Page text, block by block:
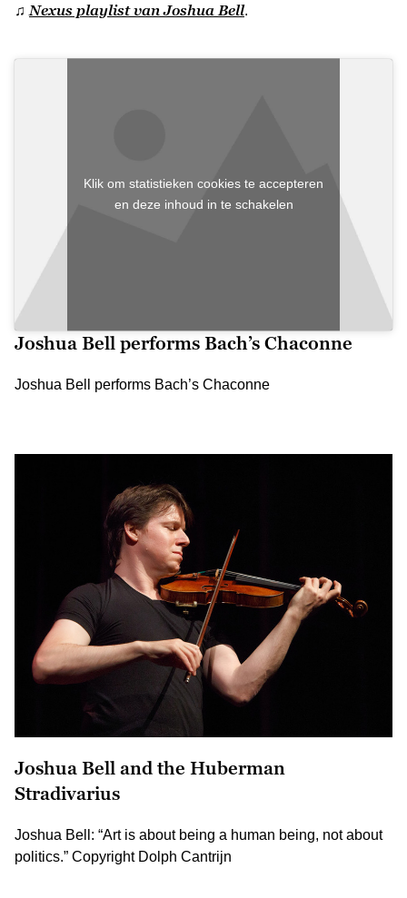
♫ Nexus playlist van Joshua Bell.
Klik om statistieken cookies te accepteren
en deze inhoud in te schakelen
Joshua Bell performs Bach’s Chaconne
Joshua Bell performs Bach’s Chaconne
Joshua Bell and the Huberman
Stradivarius
Joshua Bell: “Art is about being a human being, not about
politics.” Copyright Dolph Cantrijn